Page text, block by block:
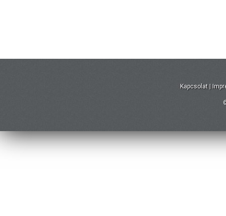
Kapcsolat |